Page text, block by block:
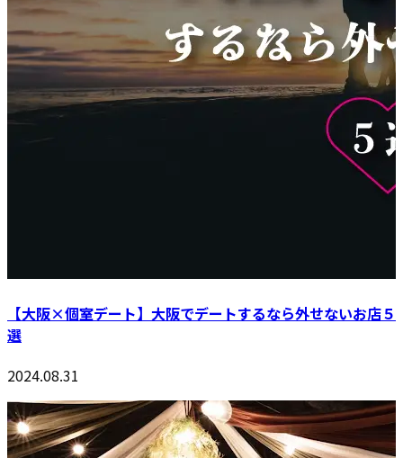
【大阪×個室デート】大阪でデートするなら外せないお店５
選
2024.08.31